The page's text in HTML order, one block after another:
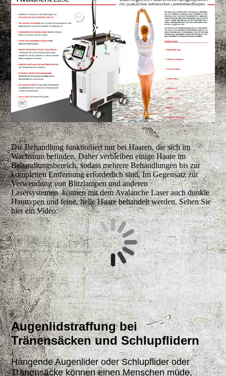
Die Behandlung funktioniert nur bei Haaren, die sich im
Wachstum befinden. Daher verbleiben einige Haare im
Behandlungsbereich, sodass mehrere Behandlungen bis zur
kompletten Entfernung erforderlich sind. Im Gegensatz zur
Verwendung von Blitzlampen und anderen
Lasersystemen können mit dem Avalanche Laser auch dunkle
Hauttypen und feine, helle Haare behandelt werden. Sehen Sie
hier ein Video:
Augenlidstraffung bei
Tränensäcken und Schlupflidern
Hängende Augenlider oder Schlupflider oder
Tränensäcke können einen Menschen müde,